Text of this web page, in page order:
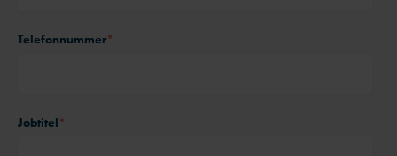
Telefonnummer*
Jobtitel*